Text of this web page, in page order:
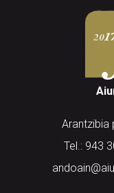
Arantzibia
Tel.: 943